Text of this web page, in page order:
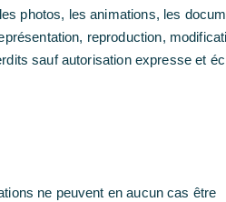
photos, les animations, les
reproduction,
sauf autorisation expresse et
ne peuvent en aucun cas être